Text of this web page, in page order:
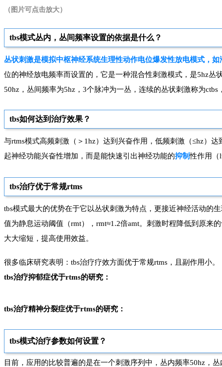
（图片可点击放大）
tbs模式丛内，丛间频率设置的依据是什么？
丛状刺激是模拟中枢神经系统生理性动作电位爆发性放电模式，
位的神经放电频率而设置的，它是一种混合性刺激模式，是5hz
50hz，丛间频率为5hz，3个脉冲为一丛，连续的丛状刺激称为ctbs
tbs如何达到治疗效果？
与rtms模式高频刺激（＞1hz）达到兴奋作用，低频刺激（≤hz）
起神经功能兴奋性增加，而是能快速引出神经功能的抑制性作用（
tbs治疗优于常规rtms
tbs模式最大的优势在于它以丛状刺激为特点，更接近神经活动的
值为静息运动阈值（rmt）， rmt≈1.2倍amt。刺激时程降低到原来
大大缩短，提高使用效益。
很多临床研究表明：tbs治疗疗效方面优于常规rtms，且副作用小。
tbs治疗抑郁症优于rtms的研究：
tbs治疗精神分裂症优于rtms的研究：
tbs模式治疗参数如何设置？
目前，应用的比较普遍的是在一个刺激序列中，丛内频率50hz，